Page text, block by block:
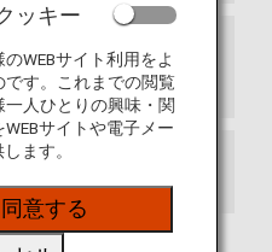
クティングパートナ
ッキー
WEBサイト利用をよ
です。これまでの閲覧
人ひとりの興味・関
サイトや電子メー
ます。
意する